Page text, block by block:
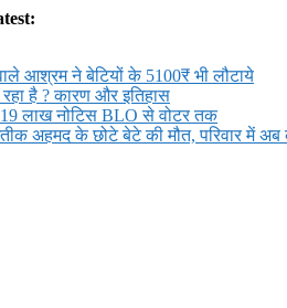
आश्रम ने बेटियों के 5100₹ भी लौटाये
है ? कारण और इतिहास
लाख नोटिस BLO से वोटर तक
अहमद के छोटे बेटे की मौत, परिवार में अब